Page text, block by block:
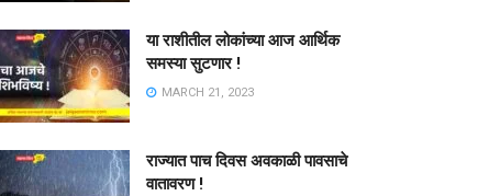
या राशीतील लोकांच्या आज आर्थिक
समस्या सुटणार !
MARCH 21, 2023
राज्यात पाच दिवस अवकाळी पावसाचे
वातावरण !